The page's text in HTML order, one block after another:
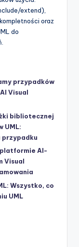
extend),
oraz
do
przypadków
Visual
bibliotecznej
UML:
przypadku
AI-
Visual
Wszystko, co
UML